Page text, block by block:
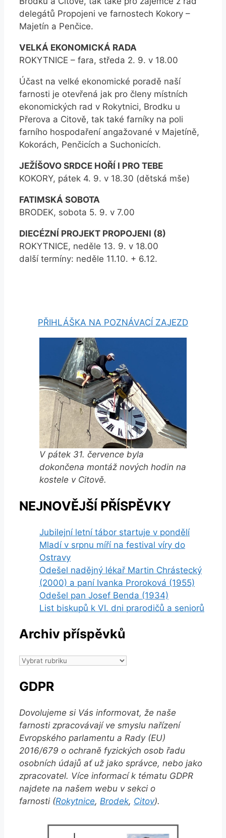
delegátů Propojeni ve farnostech Kokory –
Majetín a Penčice.
VELKÁ EKONOMICKÁ RADA
ROKYTNICE – fara, středa 2. 9. v 18.00
Účast na velké ekonomické poradě naší
farnosti je otevřená jak pro členy místních
ekonomických rad v Rokytnici, Brodku u
Přerova a Citově, tak také farníky na poli
farního hospodaření angažované v Majetíně,
Kokorách, Penčicích a Suchonicích.
JEŽÍŠOVO SRDCE HOŘÍ I PRO TEBE
KOKORY, pátek 4. 9. v 18.30 (dětská mše)
FATIMSKÁ SOBOTA
BRODEK, sobota 5. 9. v 7.00
DIECÉZNÍ PROJEKT PROPOJENI (8)
ROKYTNICE, neděle 13. 9. v 18.00
další termíny: neděle 11.10. + 6.12.
PŘIHLÁŠKA NA POZNÁVACÍ ZAJEZD
V pátek 31. července byla
dokončena montáž nových hodin na
kostele v Citově.
NEJNOVĚJŠÍ PŘÍSPĚVKY
Jubilejní letní tábor startuje v pondělí
Mladí v srpnu míří na festival víry do
Ostravy
Odešel nadějný lékař Martin Chrástecký
(2000) a paní Ivanka Proroková (1955)
Odešel pan Josef Benda (1934)
List biskupů k VI. dni prarodičů a seniorů
Archiv příspěvků
Archiv
GDPR
Dovolujeme si Vás informovat, že naše
farnosti zpracovávají ve smyslu nařízení
Evropského parlamentu a Rady (EU)
2016/679 o ochraně fyzických osob řadu
osobních údajů ať už jako správce, nebo jako
zpracovatel. Více informací k tématu GDPR
najdete na našem webu v sekci o
farnosti (Rokytnice, Brodek, Citov).